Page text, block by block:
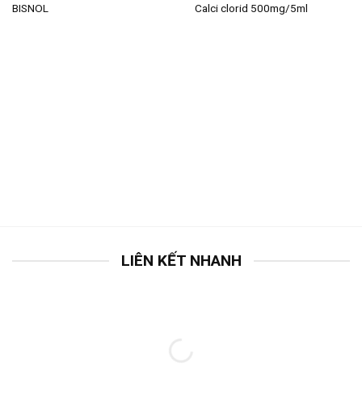
BISNOL Calci clorid 500mg/5ml
LIÊN KẾT NHANH